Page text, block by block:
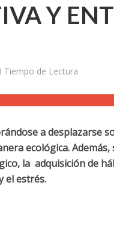
Y
Tiempo de Lectura
a desplazarse
ecológica.
la adquisición de
el estrés.